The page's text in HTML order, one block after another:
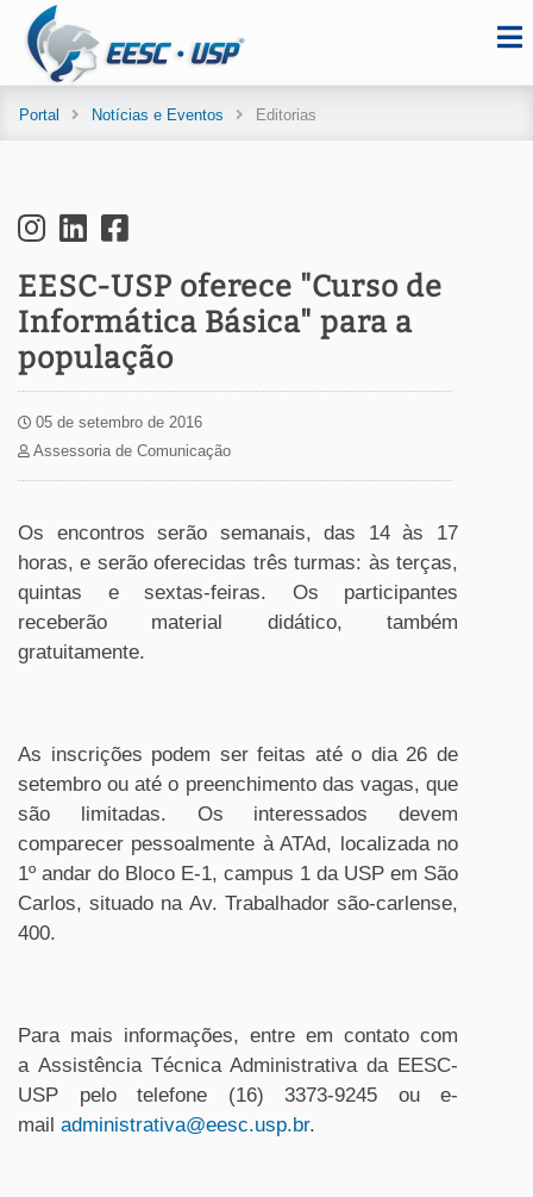
Portal Notícias e Eventos Editorias
EESC-USP oferece "Curso de
Informática Básica" para a
população
05 de setembro de 2016
Assessoria de Comunicação
Os encontros serão semanais, das 14 às 17
horas, e serão oferecidas três turmas: às terças,
quintas e sextas-feiras. Os participantes
receberão material didático, também
gratuitamente.
As inscrições podem ser feitas até o dia 26 de
setembro ou até o preenchimento das vagas, que
são limitadas. Os interessados devem
comparecer pessoalmente à ATAd, localizada no
1º andar do Bloco E-1, campus 1 da USP em São
Carlos, situado na Av. Trabalhador são-carlense,
400.
Para mais informações, entre em contato com
a Assistência Técnica Administrativa da EESC-
USP pelo telefone (16) 3373-9245 ou e-
mail administrativa@eesc.usp.br.